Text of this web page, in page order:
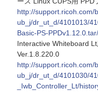
http://support.ricoh.com/
ub_j/dr_ut_d/4101013/
Basic-PS-
Interactive Whiteboard
Ver.1.8.220.0
http://support.ricoh.com/
ub_j/dr_ut_d/4101030/
_Iwb_Controller_Lt/